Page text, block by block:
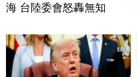
海 台陸委會怒轟無知